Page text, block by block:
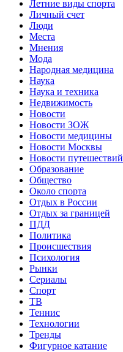
Летние виды спорта
Личный счет
Люди
Места
Мнения
Мода
Народная медицина
Наука
Наука и техника
Недвижимость
Новости
Новости ЗОЖ
Новости медицины
Новости Москвы
Новости путешествий
Образование
Общество
Около спорта
Отдых в России
Отдых за границей
ПДД
Политика
Происшествия
Психология
Рынки
Сериалы
Спорт
ТВ
Теннис
Технологии
Тренды
Фигурное катание